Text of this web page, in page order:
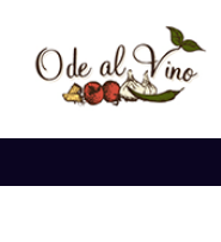
contenuto